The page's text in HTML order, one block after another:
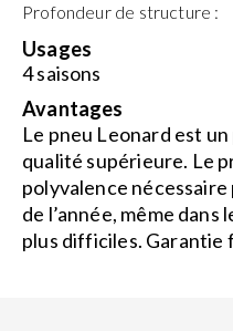
Profondeur de structure :
Usages
4 saisons
Avantages
Le pneu Leonard est
qualité supérieure. Le
polyvalence
de l’année, même
plus difficiles. Garantie